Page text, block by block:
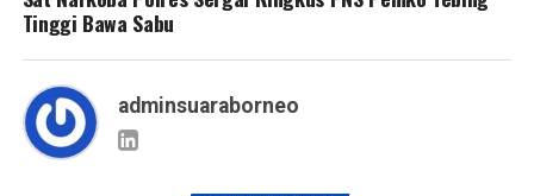
Tinggi Bawa Sabu
adminsuaraborneo